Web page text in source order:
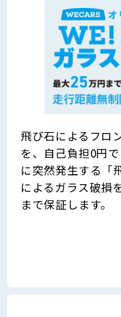
飛び石によるフロ
を、自己負担0円
に突然発生する「
によるガラス破損
まで保証します。